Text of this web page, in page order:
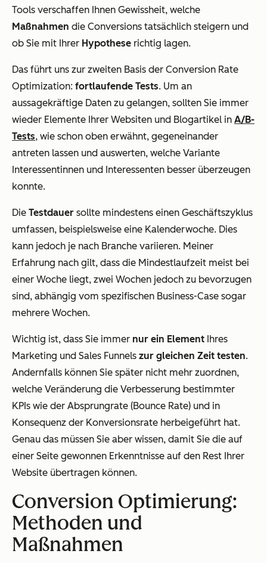
Tools verschaffen Ihnen Gewissheit, welche
Maßnahmen die Conversions tatsächlich steigern und
ob Sie mit Ihrer Hypothese richtig lagen.
Das führt uns zur zweiten Basis der Conversion Rate
Optimization: fortlaufende Tests. Um an
aussagekräftige Daten zu gelangen, sollten Sie immer
wieder Elemente Ihrer Websiten und Blogartikel in A/B-
Tests, wie schon oben erwähnt, gegeneinander
antreten lassen und auswerten, welche Variante
Interessentinnen und Interessenten besser überzeugen
konnte.
Die Testdauer sollte mindestens einen Geschäftszyklus
umfassen, beispielsweise eine Kalenderwoche. Dies
kann jedoch je nach Branche variieren. Meiner
Erfahrung nach gilt, dass die Mindestlaufzeit meist bei
einer Woche liegt, zwei Wochen jedoch zu bevorzugen
sind, abhängig vom spezifischen Business-Case sogar
mehrere Wochen.
Wichtig ist, dass Sie immer nur ein Element Ihres
Marketing und Sales Funnels zur gleichen Zeit testen.
Andernfalls können Sie später nicht mehr zuordnen,
welche Veränderung die Verbesserung bestimmter
KPIs wie der Absprungrate (Bounce Rate) und in
Konsequenz der Konversionsrate herbeigeführt hat.
Genau das müssen Sie aber wissen, damit Sie die auf
einer Seite gewonnen Erkenntnisse auf den Rest Ihrer
Website übertragen können.
Conversion Optimierung:
Methoden und
Maßnahmen